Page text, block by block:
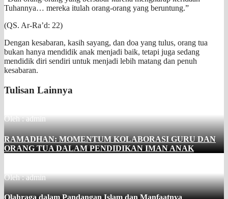
Tuhannya… mereka itulah orang-orang yang beruntung.”
(QS. Ar-Ra’d: 22)
Dengan kesabaran, kasih sayang, dan doa yang tulus, orang tua
bukan hanya mendidik anak menjadi baik, tetapi juga sedang
mendidik diri sendiri untuk menjadi lebih matang dan penuh
kesabaran.
Tulisan Lainnya
Oleh : admin
RAMADHAN: MOMENTUM KOLABORASI GURU DAN
ORANG TUA DALAM PENDIDIKAN IMAN ANAK
Oleh : admin
Olahraga dalam Pandangan Islam dan Manfaatnya